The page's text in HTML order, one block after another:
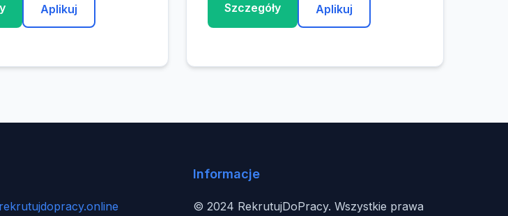
Aplikuj Szczegóły Aplikuj
Informacje
© 2024 RekrutujDoPracy. Wszystkie prawa